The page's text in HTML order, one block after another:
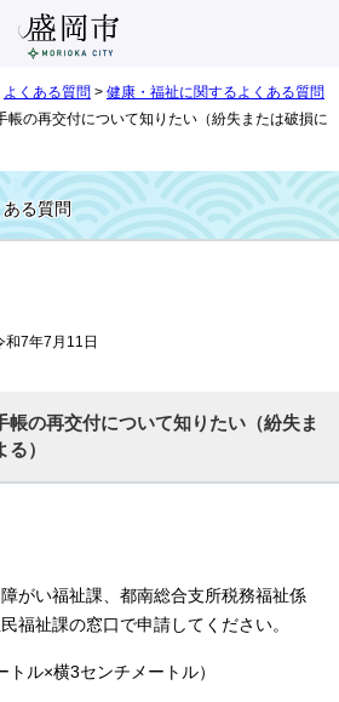
よくある質問 > 健康・福祉に関するよくある質問
帳の再交付について知りたい（紛失または破損に
る質問
7年7月11日
帳の再交付について知りたい（紛失ま
）
がい福祉課、都南総合支所税務福祉係
福祉課の窓口で申請してください。
ル×横3センチメートル）